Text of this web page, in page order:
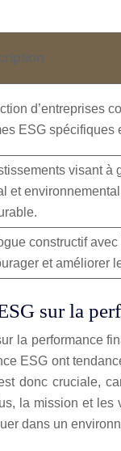
d’entreprises
ESG spécifiques
visant à
et
constructif
et améliorer
sur la
la performance
ESG ont
donc cruciale,
la mission et les
dans un